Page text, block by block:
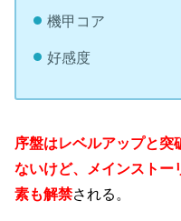
機甲コア
好感度
序盤はレベルアップと突
ないけど、メインストー
素も解禁される。